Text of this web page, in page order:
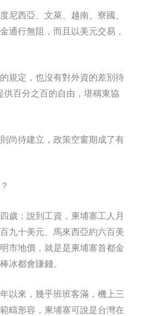
尼西亞、文萊、越南、寮國、
通行無阻，而且以美元交易，
規定，也沒有對外資的差別待
百分之百的自由，堪稱東協
尚待建立，政策空窗期成了有
歲；說到工資，柬埔寨工人月
九十美元、馬來西亞約六百美
市地價，就是是柬埔寨首都金
冰都會賺錢。
以來，幾乎班班客滿，機上三
疇形容，柬埔寨可說是台灣在